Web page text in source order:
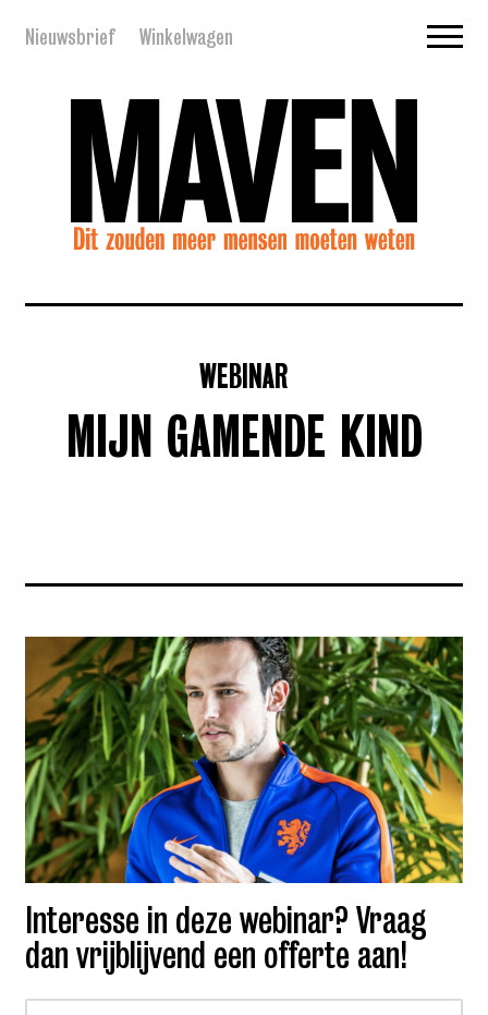
Nieuwsbrief Winkelwagen
WEBINAR
MIJN GAMENDE KIND
Interesse in deze webinar? Vraag
dan vrijblijvend een offerte aan!